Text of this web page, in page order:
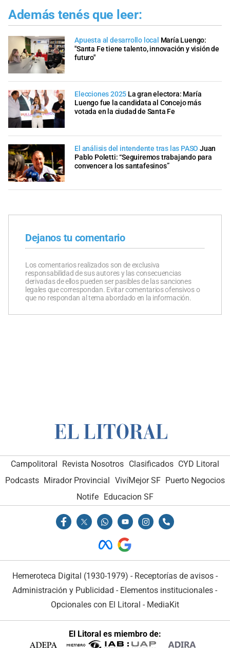
Además tenés que leer:
Apuesta al desarrollo local María Luengo:
"Santa Fe tiene talento, innovación y visión de
futuro"
Elecciones 2025 La gran electora: María
Luengo fue la candidata al Concejo más
votada en la ciudad de Santa Fe
El análisis del intendente tras las PASO Juan
Pablo Poletti: “Seguiremos trabajando para
convencer a los santafesinos”
Dejanos tu comentario
Los comentarios realizados son de exclusiva
responsabilidad de sus autores y las consecuencias
derivadas de ellos pueden ser pasibles de las sanciones
legales que correspondan. Evitar comentarios ofensivos o
que no respondan al tema abordado en la información.
Campolitoral Revista Nosotros Clasificados CYD Litoral
Podcasts Mirador Provincial VivíMejor SF Puerto Negocios
Notife Educacion SF
Hemeroteca Digital (1930-1979) - Receptorías de avisos -
Administración y Publicidad - Elementos institucionales -
Opcionales con El Litoral - MediaKit
El Litoral es miembro de: